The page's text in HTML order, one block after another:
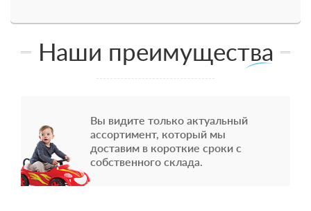
Наши преимущества
Вы видите только актуальный
ассортимент, который мы
доставим в короткие сроки с
собственного склада.